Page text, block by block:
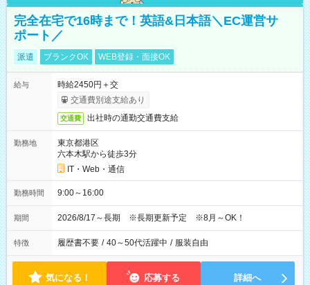
完全在宅で16時まで！英語&日本語＼EC運営サ
ポート／
派遣 ブランクOK WEB登録・面接OK
給与
時給2450円＋交
交通費別途支給あり
交通費 出社時の通勤交通費支給
勤務地
東京都港区
六本木駅から徒歩3分
IT・Web・通信
勤務時間 9:00～16:00
期間 2026/8/17～長期 ※長期更新予定 ※8月～OK！
特徴 履歴書不要 / 40～50代活躍中 / 服装自由
気になる！ 応募する 詳細へ